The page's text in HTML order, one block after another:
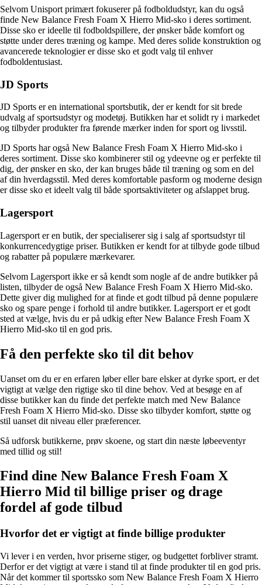
Selvom Unisport primært fokuserer på fodboldudstyr, kan du også
finde New Balance Fresh Foam X Hierro Mid-sko i deres sortiment.
Disse sko er ideelle til fodboldspillere, der ønsker både komfort og
støtte under deres træning og kampe. Med deres solide konstruktion og
avancerede teknologier er disse sko et godt valg til enhver
fodboldentusiast.
JD Sports
JD Sports er en international sportsbutik, der er kendt for sit brede
udvalg af sportsudstyr og modetøj. Butikken har et solidt ry i markedet
og tilbyder produkter fra førende mærker inden for sport og livsstil.
JD Sports har også New Balance Fresh Foam X Hierro Mid-sko i
deres sortiment. Disse sko kombinerer stil og ydeevne og er perfekte til
dig, der ønsker en sko, der kan bruges både til træning og som en del
af din hverdagsstil. Med deres komfortable pasform og moderne design
er disse sko et ideelt valg til både sportsaktiviteter og afslappet brug.
Lagersport
Lagersport er en butik, der specialiserer sig i salg af sportsudstyr til
konkurrencedygtige priser. Butikken er kendt for at tilbyde gode tilbud
og rabatter på populære mærkevarer.
Selvom Lagersport ikke er så kendt som nogle af de andre butikker på
listen, tilbyder de også New Balance Fresh Foam X Hierro Mid-sko.
Dette giver dig mulighed for at finde et godt tilbud på denne populære
sko og spare penge i forhold til andre butikker. Lagersport er et godt
sted at vælge, hvis du er på udkig efter New Balance Fresh Foam X
Hierro Mid-sko til en god pris.
Få den perfekte sko til dit behov
Uanset om du er en erfaren løber eller bare elsker at dyrke sport, er det
vigtigt at vælge den rigtige sko til dine behov. Ved at besøge en af ​​
disse butikker kan du finde det perfekte match med New Balance
Fresh Foam X Hierro Mid-sko. Disse sko tilbyder komfort, støtte og
stil uanset dit niveau eller præferencer.
Så udforsk butikkerne, prøv skoene, og start din næste løbeeventyr
med tillid og stil!
Find dine New Balance Fresh Foam X
Hierro Mid til billige priser og drage
fordel af gode tilbud
Hvorfor det er vigtigt at finde billige produkter
Vi lever i en verden, hvor priserne stiger, og budgettet forbliver stramt.
Derfor er det vigtigt at være i stand til at finde produkter til en god pris.
Når det kommer til sportssko som New Balance Fresh Foam X Hierro